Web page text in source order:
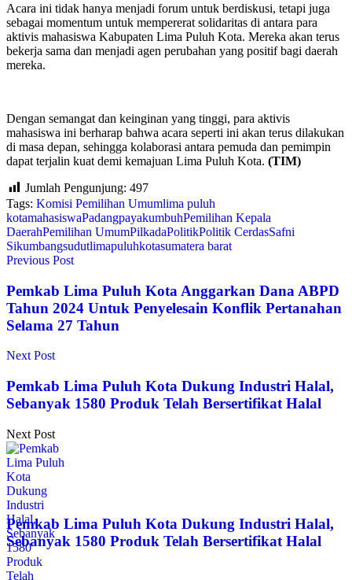
Acara ini tidak hanya menjadi forum untuk berdiskusi, tetapi juga
sebagai momentum untuk mempererat solidaritas di antara para
aktivis mahasiswa Kabupaten Lima Puluh Kota. Mereka akan terus
bekerja sama dan menjadi agen perubahan yang positif bagi daerah
mereka.
Dengan semangat dan keinginan yang tinggi, para aktivis
mahasiswa ini berharap bahwa acara seperti ini akan terus dilakukan
di masa depan, sehingga kolaborasi antara pemuda dan pemimpin
dapat terjalin kuat demi kemajuan Lima Puluh Kota. (TIM)
Jumlah Pengunjung: 497
Tags: Komisi Pemilihan Umumlima puluh
kotamahasiswaPadangpayakumbuhPemilihan Kepala
DaerahPemilihan UmumPilkadaPolitikPolitik CerdasSafni
Sikumbangsudutlimapuluhkotasumatera barat
Previous Post
Pemkab Lima Puluh Kota Anggarkan Dana ABPD
Tahun 2024 Untuk Penyelesain Konflik Pertanahan
Selama 27 Tahun
Next Post
Pemkab Lima Puluh Kota Dukung Industri Halal,
Sebanyak 1580 Produk Telah Bersertifikat Halal
Next Post
Pemkab Lima Puluh Kota Dukung Industri Halal,
Sebanyak 1580 Produk Telah Bersertifikat Halal